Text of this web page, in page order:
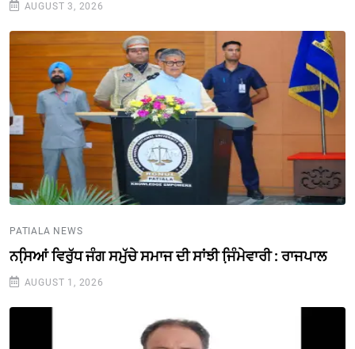
AUGUST 3, 2026
PATIALA NEWS
ਨਸਿ਼ਆਂ ਵਿਰੁੱਧ ਜੰਗ ਸਮੁੱਚੇ ਸਮਾਜ ਦੀ ਸਾਂਝੀ ਜਿ਼ੰਮੇਵਾਰੀ : ਰਾਜਪਾਲ
AUGUST 1, 2026